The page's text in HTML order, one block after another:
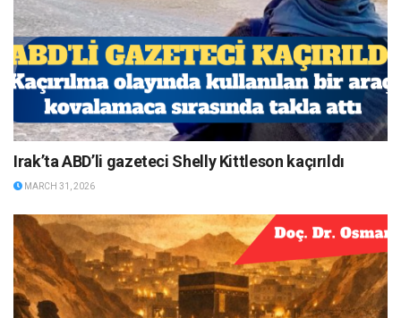
Irak’ta ABD’li gazeteci Shelly Kittleson kaçırıldı
MARCH 31, 2026